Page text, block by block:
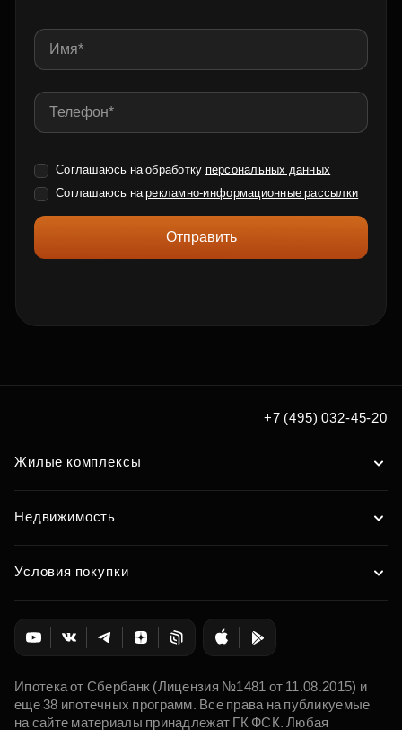
Соглашаюсь на обработку персональных данных
Соглашаюсь нарекламно-информационные рассылки
Отправить
+7 (495) 032-45-20
Жилые комплексы
Недвижимость
Условия покупки
Ипотека от Сбербанк (Лицензия №1481 от 11.08.2015) и
еще 38 ипотечных программ. Все права на публикуемые
на сайте материалы принадлежат ГК ФСК. Любая